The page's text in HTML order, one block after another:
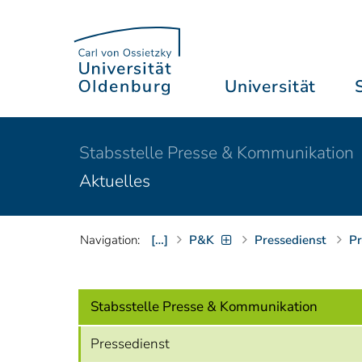
Universität
Stabsstelle Presse & Kommunikation
Aktuelles
Navigation: […] P&K Pressedienst
Stabsstelle Presse & Kommunikation
Pressedienst